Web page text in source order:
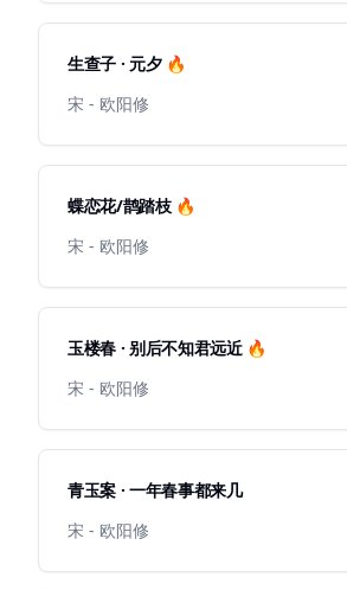
生查子 · 元夕 🔥
宋 - 欧阳修
蝶恋花/鹊踏枝 🔥
宋 - 欧阳修
玉楼春 · 别后不知君远近 🔥
宋 - 欧阳修
青玉案 · 一年春事都来几
宋 - 欧阳修